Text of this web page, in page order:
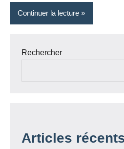
Continuer la lecture
Rechercher
Articles